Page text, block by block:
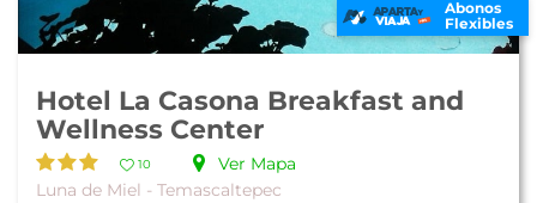
Abonos
Flexibles
Hotel La Casona Breakfast and
Wellness Center
10
Ver Mapa
Luna de Miel - Temascaltepec